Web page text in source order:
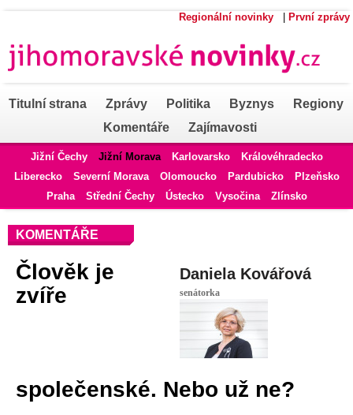
Regionální novinky První zprávy
Titulní strana Zprávy Politika Byznys
Regiony
Komentáře
Zajímavosti
Jižní Čechy Jižní Morava Karlovarsko
Královéhradecko
Liberecko
Severní Morava Olomoucko Pardubicko
Plzeňsko
Praha
Střední Čechy Ústecko Vysočina Zlínsko
KOMENTÁŘE
Daniela Kovářová
senátorka
Člověk je
zvíře
společenské. Nebo už ne?